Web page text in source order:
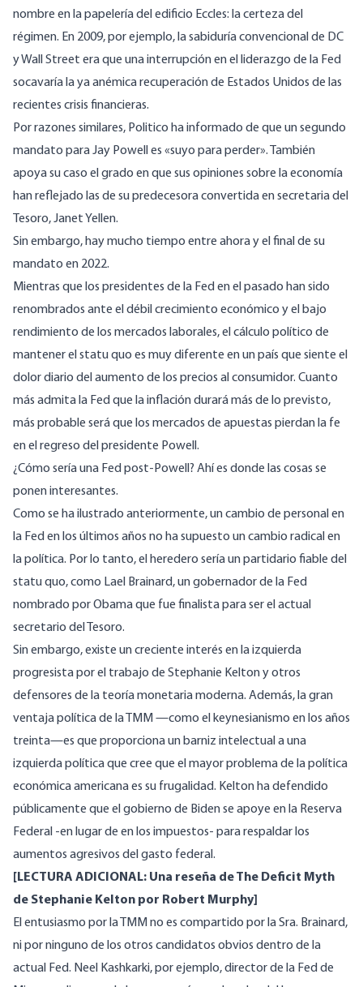
nombre en la papelería del edificio Eccles: la certeza del
régimen. En 2009, por ejemplo, la sabiduría convencional de DC
y Wall Street era que una interrupción en el liderazgo de la Fed
socavaría la ya anémica recuperación de Estados Unidos de las
recientes crisis financieras.
Por razones similares, Politico ha informado de que unsegundo
mandato para Jay Powell es «suyo para perder». También
apoya su caso el grado en que sus opiniones sobre la economía
han reflejado las de su predecesora convertida en secretaria del
Tesoro, Janet Yellen.
Sin embargo, hay mucho tiempo entre ahora y el final de su
mandato en 2022.
Mientras que los presidentes de la Fed en el pasado han sido
renombrados ante el débil crecimiento económico y el bajo
rendimiento de los mercados laborales, el cálculo político de
mantener el statu quo es muy diferente en un país que siente el
dolor diario del aumento de los precios al consumidor. Cuanto
más admita la Fed que la inflación durará más de lo previsto,
más probable será que los mercados de apuestas pierdan la fe
en el regreso del presidente Powell .
¿Cómo sería una Fed post-Powell? Ahí es donde las cosas se
ponen interesantes.
Como se ha ilustrado anteriormente, un cambio de personal en
la Fed en los últimos años no ha supuesto un cambio radical en
la política. Por lo tanto, el heredero sería un partidario fiable del
statu quo, como Lael Brainard, un gobernador de la Fed
nombrado por Obamaque fue finalista para ser el actual
secretario del Tesoro.
Sin embargo, existe un creciente interés en laizquierda
progresista por el trabajo de Stephanie Keltony otros
defensores de la teoría monetaria moderna. Además, la gran
ventaja política de la TMM —como el keynesianismo en los años
treinta—es que proporciona un barniz intelectual a una
izquierda política que cree que el mayor problema de la política
económica americana es su frugalidad. Kelton ha defendido
públicamente que el gobierno de Biden se apoye en la Reserva
Federal -en lugar de en los impuestos- pararespaldar los
aumentos agresivos del gasto federal.
[LECTURA ADICIONAL: Una reseña de The Deficit Myth
de Stephanie Kelton por Robert Murphy]
El entusiasmo por la TMM no es compartido por la Sra. Brainard,
ni por ninguno de los otros candidatos obvios dentro de la
actual Fed. Neel Kashkarki, por ejemplo, director de la Fed de